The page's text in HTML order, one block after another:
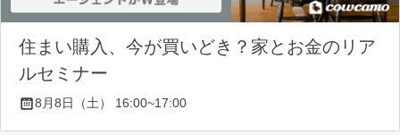
住まい購入、今が買いどき？家とお金のリア
ルセミナー
8月8日（土） 16:00~17:00